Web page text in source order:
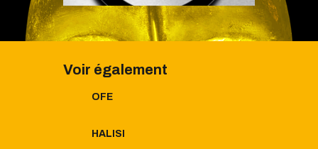
Voir également
OFE
HALISI